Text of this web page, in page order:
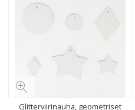
Glitterviirinauha, geometriset